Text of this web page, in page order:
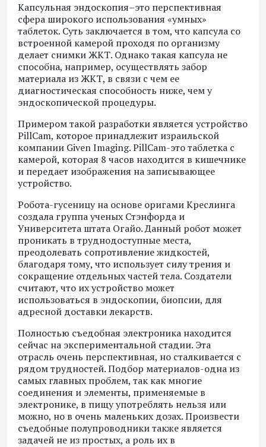
Капсульная эндоскопия–это перспективная
сфера широкого использования «умных»
таблеток. Суть заключается в том, что капсула со
встроенной камерой проходя по организму
делает снимки ЖКТ. Однако такая капсула не
способна, например, осуществлять забор
материала из ЖКТ, в связи с чем ее
диагностическая способность ниже, чем у
эндоскопической процедуры.
Примером такой разработки является устройство
PillCam, которое принадлежит израильской
компании Given Imaging. PillCam-это таблетка с
камерой, которая 8 часов находится в кишечнике
и передает изображения на записывающее
устройство.
Робота-гусеницу на основе оригами Креслинга
создала группа ученых Стэнфорда и
Университета штата Огайо. Данный робот может
проникать в труднодоступные места,
преодолевать сопротивление жидкостей,
благодаря тому, что использует силу трения и
сокращение отдельных частей тела. Создатели
считают, что их устройство может
использоваться в эндоскопии, биопсии, для
адресной доставки лекарств.
Полностью съедобная электроника находится
сейчас на экспериментальной стадии. Эта
отрасль очень перспективная, но сталкивается с
рядом трудностей. Подбор материалов-одна из
самых главных проблем, так как многие
соединения и элементы, применяемые в
электронике, в пищу употреблять нельзя или
можно, но в очень маленьких дозах. Произвести
съедобные полупроводники также является
задачей не из простых, а роль их в